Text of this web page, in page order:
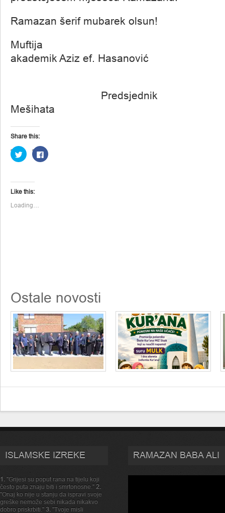
Ramazan šerif mubarek olsun!
Muftija
akademik Aziz ef. Hasanović
Predsjednik
Mešihata
Share this:
Click
to
share
(Opens
in
new
Click
to
Like this:
Loading…
Ostale novosti
ISLAMSKE IZREKE
1. "Grijesi su poput rana na tijelu koji
često puta znaju biti i smrtonosne." 2.
"Onaj ko nije u stanju da ispravi svoje
greške nemože sebi nikada nikakvo
dobro priskrbiti." 3. "Tvoje misli
RAMAZAN BABA ALI